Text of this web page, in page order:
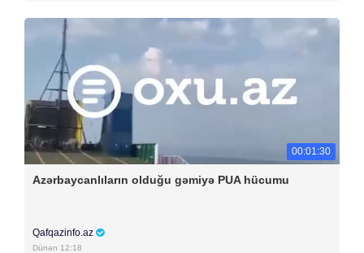
00:01:30
Azərbaycanlıların olduğu gəmiyə PUA hücumu
Qafqazinfo.az
Dünən 12:18